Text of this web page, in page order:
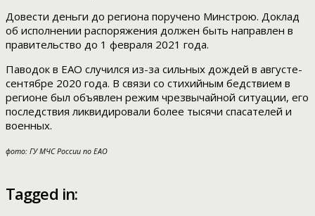
Довести деньги до региона поручено Минстрою. Доклад
об исполнении распоряжения должен быть направлен в
правительство до 1 февраля 2021 года.
Паводок в ЕАО случился из-за сильных дождей в августе-
сентябре 2020 года. В связи со стихийным бедствием в
регионе был объявлен режим чрезвычайной ситуации, его
последствия ликвидировали более тысячи спасателей и
военных.
фото: ГУ МЧС России по ЕАО
Tagged in: